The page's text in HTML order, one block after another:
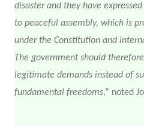
disaster and they have
to peaceful assembly, which is
under the Constitution and
The government should
legitimate demands instead of
fundamental freedoms,” noted